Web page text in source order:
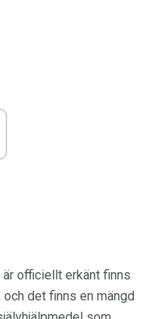
officiellt erkänt finns
det finns en mängd